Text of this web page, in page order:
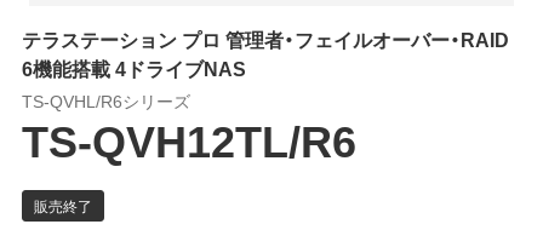
テラステーション プロ 管理者・フェイルオーバー・RAID
6機能搭載 4ドライブNAS
TS-QVHL/R6シリーズ
TS-QVH12TL/R6